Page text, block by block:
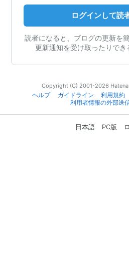
ログインして読
読者になると、ブログの更新を
更新通知を受け取ったりでき
Copyright (C) 2001-2026
ヘルプ
ガイドライン 利用規約
利用者情報の外部送
日本語 PC版